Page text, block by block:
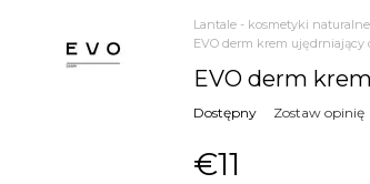
Lantale - kosmetyki naturalne
EVO derm krem ​​ujędrniający
EVO derm
Dostępny Zostaw opinię
€11